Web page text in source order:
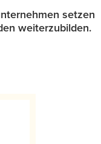
setzen
weiterzubilden.